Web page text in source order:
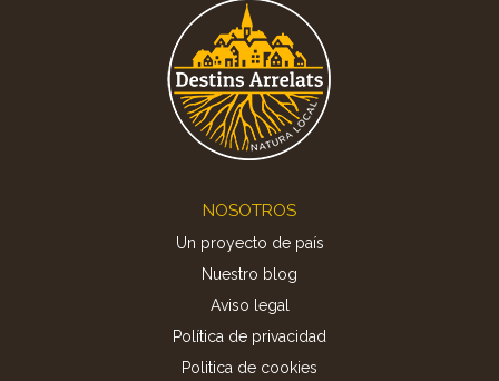
NOSOTROS
Un proyecto de país
Nuestro blog
Aviso legal
Política de privacidad
Politica de cookies